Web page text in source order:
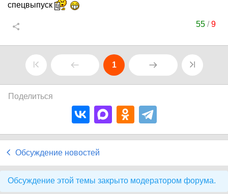
спецвыпуск
55 /9
1
Поделиться
Обсуждение новостей
Обсуждение этой темы закрыто модератором форума.